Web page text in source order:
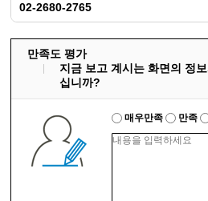
02-2680-2765
만족도 평가
지금 보고 계시는 화면의 정
십니까?
매우만족 만족